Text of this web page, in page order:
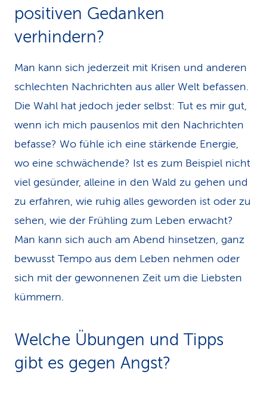
positiven Gedanken
verhindern?
Man kann sich jederzeit mit Krisen und anderen
schlechten Nachrichten aus aller Welt befassen.
Die Wahl hat jedoch jeder selbst: Tut es mir gut,
wenn ich mich pausenlos mit den Nachrichten
befasse? Wo fühle ich eine stärkende Energie,
wo eine schwächende? Ist es zum Beispiel nicht
viel gesünder, alleine in den Wald zu gehen und
zu erfahren, wie ruhig alles geworden ist oder zu
sehen, wie der Frühling zum Leben erwacht?
Man kann sich auch am Abend hinsetzen, ganz
bewusst Tempo aus dem Leben nehmen oder
sich mit der gewonnenen Zeit um die Liebsten
kümmern.
Welche Übungen und Tipps
gibt es gegen Angst?